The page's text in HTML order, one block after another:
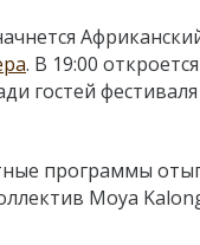
. В 19:00
гостей
программы
Moya